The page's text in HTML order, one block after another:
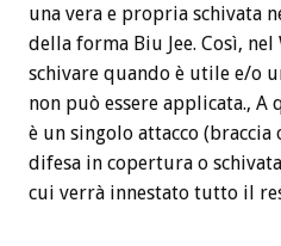
una vera e propria schivata
della forma Biu Jee. Così,
schivare quando è utile e/o
non può essere applicata.,
è un singolo attacco
difesa in copertura o
cui verrà innestato tutto il